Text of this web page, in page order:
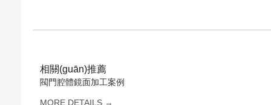
相關(guān)推薦
閥門腔體鏡面加工案例
MORE DETAILS →